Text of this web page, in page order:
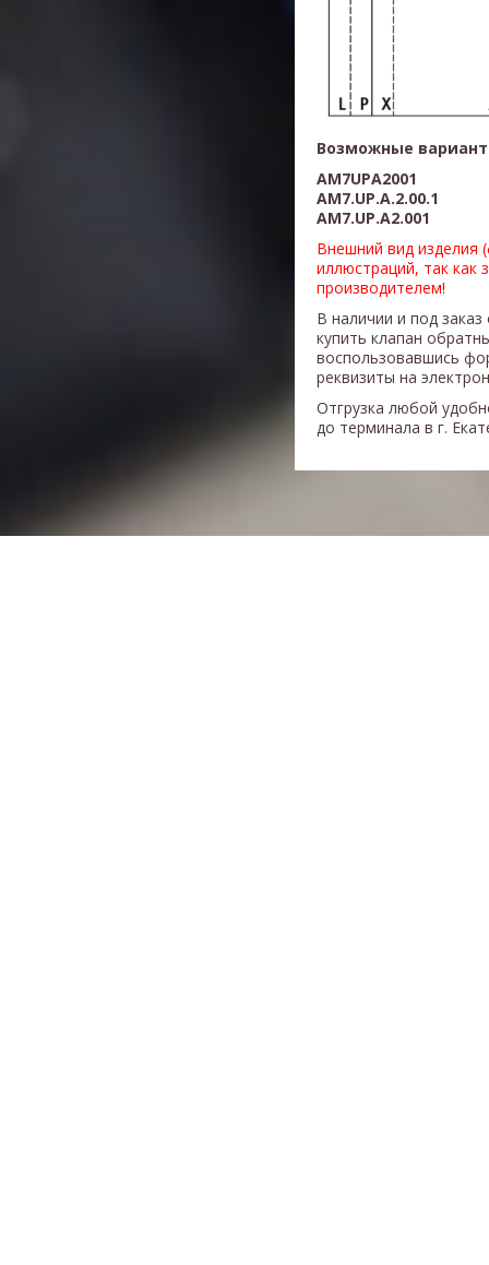
Возможные
AM7UPA2001
AM7.UP.A.2.00.1
AM7.UP.A2.001
Внешний вид изделия
иллюстраций, так как
производителем!
В наличии и под
купить клапан
воспользовавшись
реквизиты на
Отгрузка любой
до терминала в г.